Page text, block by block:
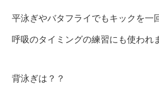
平泳ぎやバタフライでもキックを一
呼吸のタイミングの練習にも使われ
背泳ぎは？？